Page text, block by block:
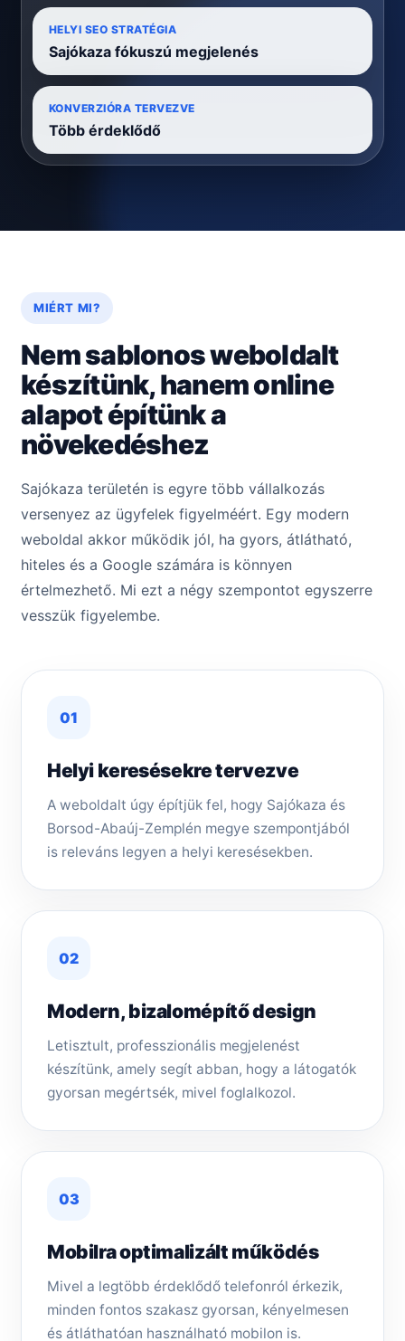
HELYI SEO STRATÉGIA
Sajókaza fókuszú megjelenés
KONVERZIÓRA TERVEZVE
Több érdeklődő
MIÉRT MI?
Nem sablonos weboldalt
készítünk, hanem online
alapot építünk a
növekedéshez
Sajókaza területén is egyre több vállalkozás
versenyez az ügyfelek figyelméért. Egy modern
weboldal akkor működik jól, ha gyors, átlátható,
hiteles és a Google számára is könnyen
értelmezhető. Mi ezt a négy szempontot egyszerre
vesszük figyelembe.
01
Helyi keresésekre tervezve
A weboldalt úgy építjük fel, hogy Sajókaza és
Borsod-Abaúj-Zemplén megye szempontjából
is releváns legyen a helyi keresésekben.
02
Modern, bizalomépítő design
Letisztult, professzionális megjelenést
készítünk, amely segít abban, hogy a látogatók
gyorsan megértsék, mivel foglalkozol.
03
Mobilra optimalizált működés
Mivel a legtöbb érdeklődő telefonról érkezik,
minden fontos szakasz gyorsan, kényelmesen
és átláthatóan használható mobilon is.